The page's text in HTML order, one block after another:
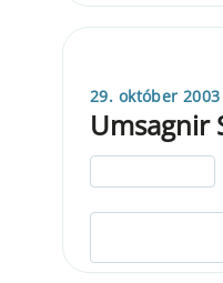
29. október 2003
Umsagnir